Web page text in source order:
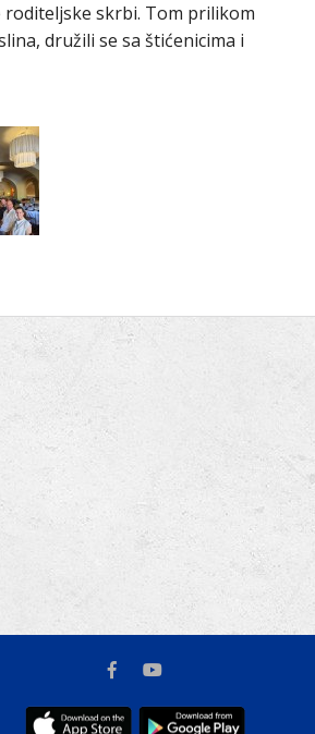
skrbi. Tom prilikom
družili se sa štićenicima i